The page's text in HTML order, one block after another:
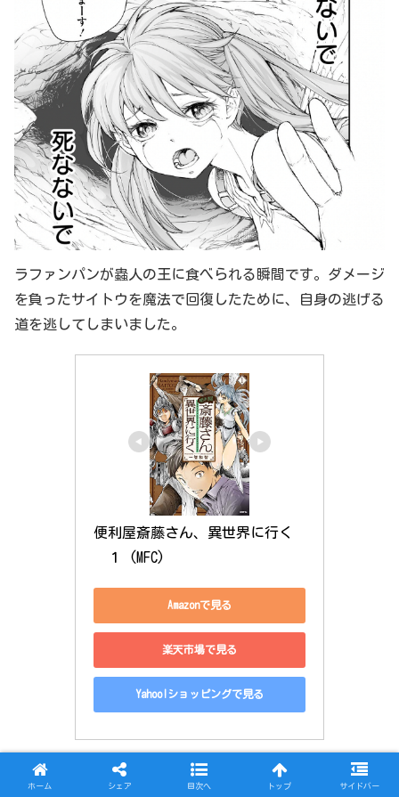
ラファンパンが蟲人の王に食べられる瞬間です。ダメージ
を負ったサイトウを魔法で回復したために、自身の逃げる
道を逃してしまいました。
便利屋斎藤さん、異世界に行く
１ (MFC)
Amazonで見る
楽天市場で見る
Yahoo!ショッピングで見る
便利屋斎藤さん、異世界へ行く8巻の感想
ホーム シェア 目次へ トップ サイドバー